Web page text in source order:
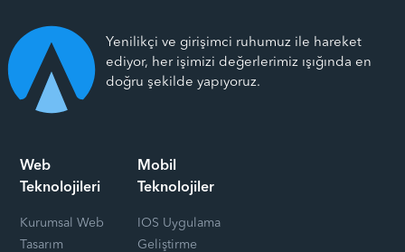
Yenilikçi ve girişimci ruhumuz ile hareket
ediyor, her işimizi değerlerimiz ışığında en
doğru şekilde yapıyoruz.
Web
Teknolojileri
Kurumsal Web
Tasarım
Mobil
Teknolojiler
IOS Uygulama
Geliştirme